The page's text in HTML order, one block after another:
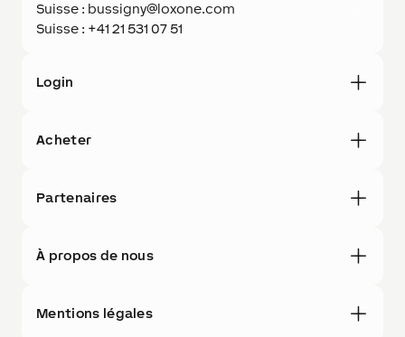
Suisse : bussigny@loxone.com
Suisse : +41 21 531 07 51
Login
Acheter
Partenaires
À propos de nous
Mentions légales